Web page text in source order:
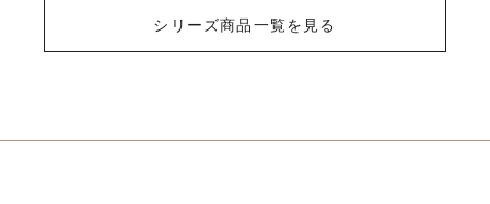
シリーズ商品一覧を見る